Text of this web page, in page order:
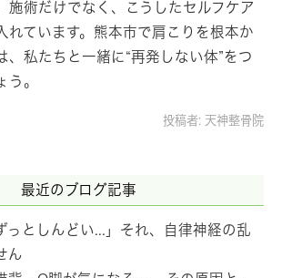
施術だけでなく、こうしたセルフケア
れています。熊本市で肩こりを根本か
、私たちと一緒に“再発しない体”をつ
う。
投稿者: 天神整骨院
最近のブログ記事
っとしんどい...」それ、自律神経の乱
ん